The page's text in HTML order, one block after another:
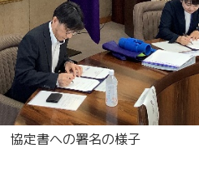
協定書への署名の様子